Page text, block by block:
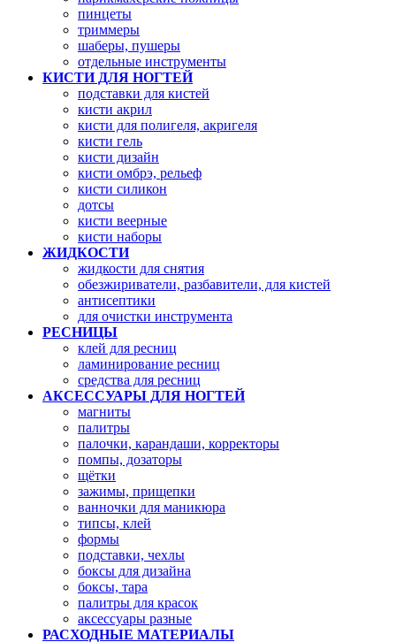
пинцеты
триммеры
шаберы, пушеры
отдельные инструменты
КИСТИ ДЛЯ НОГТЕЙ
подставки для кистей
кисти акрил
кисти для полигеля, акригеля
кисти гель
кисти дизайн
кисти омбрэ, рельеф
кисти силикон
дотсы
кисти веерные
кисти наборы
ЖИДКОСТИ
жидкости для снятия
обезжириватели, разбавители, для кистей
антисептики
для очистки инструмента
РЕСНИЦЫ
клей для ресниц
ламинирование ресниц
средства для ресниц
АКСЕССУАРЫ ДЛЯ НОГТЕЙ
магниты
палитры
палочки, карандаши, корректоры
помпы, дозаторы
щётки
зажимы, прищепки
ванночки для маникюра
типсы, клей
формы
подставки, чехлы
боксы для дизайна
боксы, тара
палитры для красок
аксессуары разные
РАСХОДНЫЕ МАТЕРИАЛЫ